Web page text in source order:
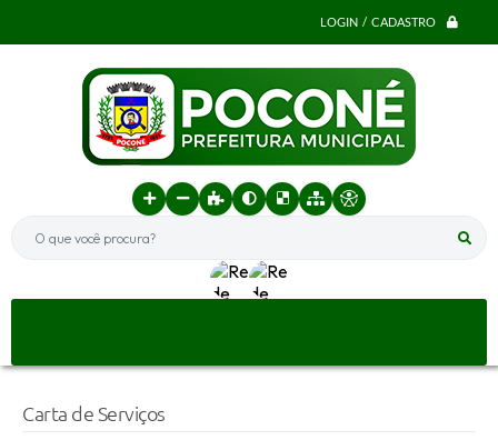
LOGIN / CADASTRO
O que você procura?
Carta de Serviços